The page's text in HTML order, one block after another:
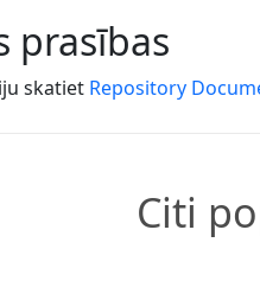
prasības
skatiet Repository
Citi